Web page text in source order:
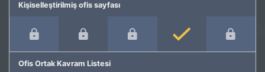
Kişiselleştirilmiş ofis sayfası
Ofis Ortak Kavram Listesi